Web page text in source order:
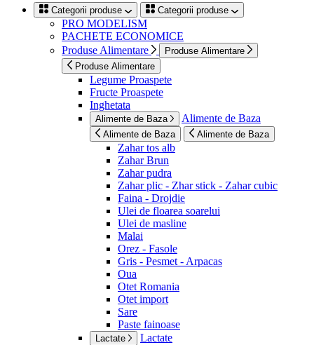
Categorii produse Categorii produse
PRO MODELISM
PACHETE ECONOMICE
Produse Alimentare
Produse Alimentare
Produse Alimentare
Legume Proaspete
Fructe Proaspete
Inghetata
Alimente de Baza Alimente de Baza
Alimente de Baza Alimente de Baza
Zahar tos alb
Zahar Brun
Zahar pudra
Zahar plic - Zhar stick - Zahar cubic
Faina - Drojdie
Ulei de floarea soarelui
Ulei de masline
Malai
Orez - Fasole
Gris - Pesmet - Arpacas
Oua
Otet Romania
Otet import
Sare
Paste fainoase
Lactate Lactate